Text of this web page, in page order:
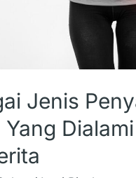
Jenis
Yang Dialami